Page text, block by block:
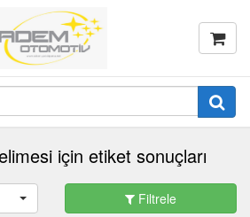
için etiket sonuçları
Filtrele